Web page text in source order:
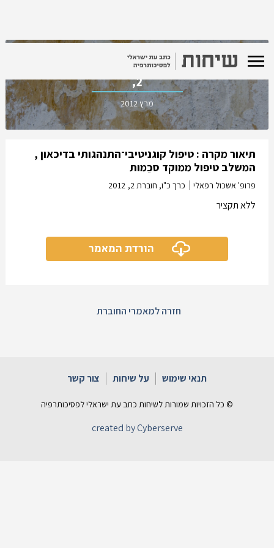
כרך כ"ו, חוברת
2,
מרץ 2012
תיאור מקרה : טיפול קוגניטיבי־התנהגותי בדיכאון ,
המשלב טיפול ממוקד סכֵמות
פרופ' אשכול רפאלי כרך כ"ו, חוברת 2, 2012
ללא תקציר
הורדת המאמר
חזרה למאמרי החוברת
תנאי שימוש על שיחות צור קשר
© כל הזכויות שמורות לשיחות כתב עת ישראלי לפסיכותרפיה
created by Cyberserve